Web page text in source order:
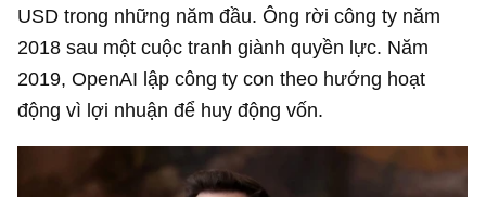
USD trong những năm đầu. Ông rời công ty năm
2018 sau một cuộc tranh giành quyền lực. Năm
2019, OpenAI lập công ty con theo hướng hoạt
động vì lợi nhuận để huy động vốn.